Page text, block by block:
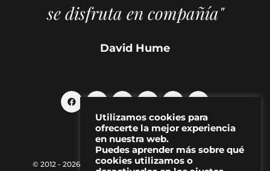
se disfruta en compañía"
David Hume
© 2012 - 2026 MAKMA | Revista de artes visuales y cultura
Utilizamos cookies para
ofrecerte la mejor experiencia
en nuestra web.
Puedes aprender más sobre qué
cookies utilizamos o